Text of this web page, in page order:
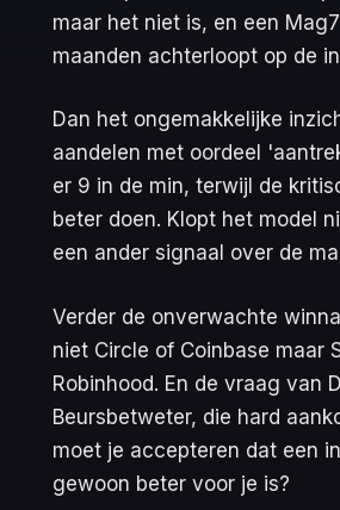
maar het niet is, en een
maanden achterloopt op de
Dan het ongemakkelijke
aandelen met oordeel
er 9 in de min, terwijl de
beter doen. Klopt het model
een ander signaal over de
Verder de onverwachte
niet Circle of Coinbase maar
Robinhood. En de vraag van
Beursbetweter, die hard
moet je accepteren dat een
gewoon beter voor je is?